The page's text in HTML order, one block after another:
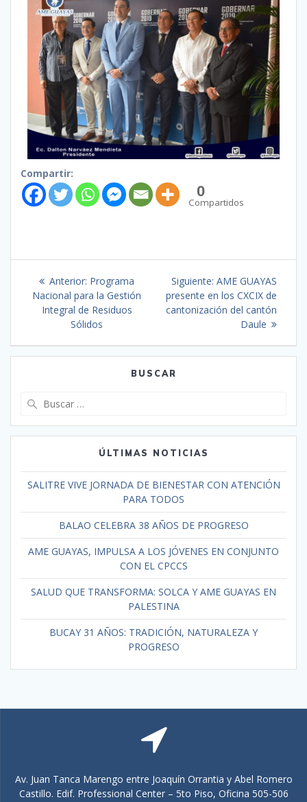
Compartir:
0
Compartidos
Anterior: Programa
Nacional para la Gestión
Integral de Residuos
Sólidos
Siguiente: AME GUAYAS
presente en los CXCIX de
cantonización del cantón
Daule
BUSCAR
ÚLTIMAS NOTICIAS
SALITRE VIVE JORNADA DE BIENESTAR CON ATENCIÓN
PARA TODOS
BALAO CELEBRA 38 AÑOS DE PROGRESO
AME GUAYAS, IMPULSA A LOS JÓVENES EN CONJUNTO
CON EL CPCCS
SALUD QUE TRANSFORMA: SOLCA Y AME GUAYAS EN
PALESTINA
BUCAY 31 AÑOS: TRADICIÓN, NATURALEZA Y
PROGRESO
Av. Juan Tanca Marengo entre Joaquín Orrantia y Abel Romero
Castillo. Edif. Professional Center – 5to Piso, Oficina 505-506